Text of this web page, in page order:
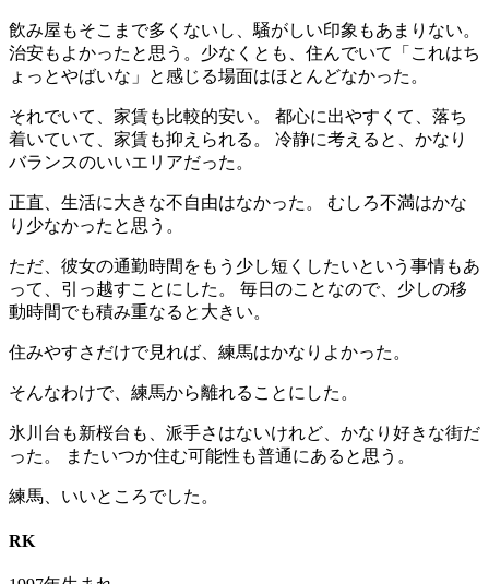
飲み屋もそこまで多くないし、騒がしい印象もあまりない。
治安もよかったと思う。少なくとも、住んでいて「これはち
ょっとやばいな」と感じる場面はほとんどなかった。
それでいて、家賃も比較的安い。 都心に出やすくて、落ち
着いていて、家賃も抑えられる。 冷静に考えると、かなり
バランスのいいエリアだった。
正直、生活に大きな不自由はなかった。 むしろ不満はかな
り少なかったと思う。
ただ、彼女の通勤時間をもう少し短くしたいという事情もあ
って、引っ越すことにした。 毎日のことなので、少しの移
動時間でも積み重なると大きい。
住みやすさだけで見れば、練馬はかなりよかった。
そんなわけで、練馬から離れることにした。
氷川台も新桜台も、派手さはないけれど、かなり好きな街だ
った。 またいつか住む可能性も普通にあると思う。
練馬、いいところでした。
RK